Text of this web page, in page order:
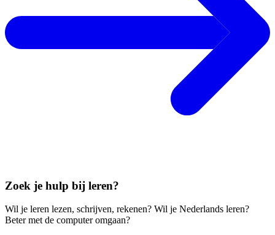
Zoek je hulp bij leren?
Wil je leren lezen, schrijven, rekenen? Wil je Nederlands leren?
Beter met de computer omgaan?